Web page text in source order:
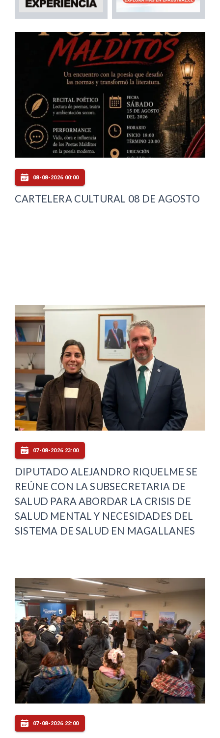
08-08-2026 00:00
CARTELERA CULTURAL 08 DE AGOSTO
07-08-2026 23:00
DIPUTADO ALEJANDRO RIQUELME SE
REÚNE CON LA SUBSECRETARIA DE
SALUD PARA ABORDAR LA CRISIS DE
SALUD MENTAL Y NECESIDADES DEL
SISTEMA DE SALUD EN MAGALLANES
07-08-2026 22:00